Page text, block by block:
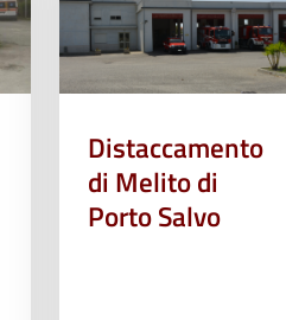
Distaccamento
di Melito di
Porto Salvo